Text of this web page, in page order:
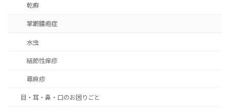
乾癬
掌蹠膿疱症
水虫
結節性痒疹
蕁麻疹
目・耳・鼻・口のお困りごと